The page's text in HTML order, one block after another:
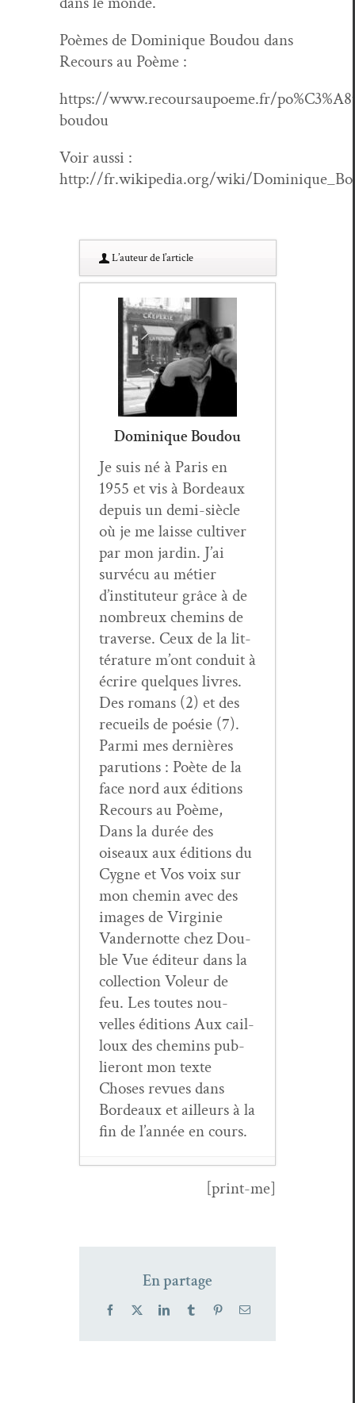
Poèmes de Dominique Boudou dans
Recours au Poème :
https://www.recoursaupoeme.fr/
boudou
Voir aus­si :
http://fr.wikipedia.org/wiki/
L’au­teur de l’article
Dominique Boudou
Je suis né à Paris en
1955 et vis à Bor­deaux
depuis un demi-siè­cle
où je me laisse cul­tiv­er
par mon jardin. J’ai
survécu au méti­er
d’instituteur grâce à de
nom­breux chemins de
tra­verse. Ceux de la lit­
téra­ture m’ont con­duit à
écrire quelques livres.
Des romans (2) et des
recueils de poésie (7).
Par­mi mes dernières
paru­tions : Poète de la
face nord aux édi­tions
Recours au Poème,
Dans la durée des
oiseaux aux édi­tions du
Cygne et Vos voix sur
mon chemin avec des
images de Vir­ginie
Van­der­notte chez Dou­
ble Vue édi­teur dans la
col­lec­tion Voleur de
feu. Les toutes nou­
velles édi­tions Aux cail­
loux des chemins pub­
lieront mon texte
Choses revues dans
Bor­deaux et ailleurs à la
fin de l’année en cours.
Arpa,
revis­itée par les
drones
- 3
Hélène Révay,
[print-me]
En partage
Facebook LinkedInTumblr PinterestEmail